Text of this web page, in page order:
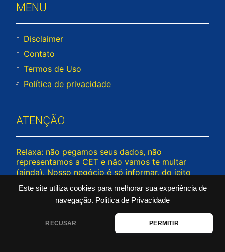
Este site utiliza cookies para melhorar sua experiência de
navegação. Politica de Privacidade
RECUSAR PERMITIR
MENU
Disclaimer
Contato
Termos de Uso
Política de privacidade
ATENÇÃO
Relaxa: não pegamos seus dados, não
representamos a CET e não vamos te multar
(ainda). Nosso negócio é só informar, do jeito
demais! © 2026 www.rodiziosp.com – Todos os
direitos reservados. Passou por aqui fora do seu